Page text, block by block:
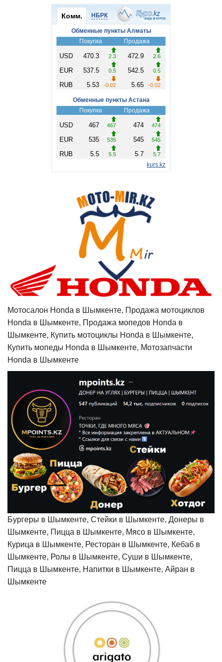
Мотосалон Honda в Шымкенте, Продажа мотоциклов
Honda в Шымкенте, Продажа мопедов Honda в
Шымкенте, Купить мотоциклы Honda в Шымкенте,
Купить мопеды Honda в Шымкенте, Мотозапчасти
Honda в Шымкенте
Бургеры в Шымкенте, Стейки в Шымкенте, Донеры в
Шымкенте, Пицца в Шымкенте, Мясо в Шымкенте,
Курица в Шымкенте, Ресторан в Шымкенте, Кебаб в
Шымкенте, Ролы в Шымкенте, Суши в Шымкенте,
Пицца в Шымкенте, Напитки в Шымкенте, Айран в
Шымкенте